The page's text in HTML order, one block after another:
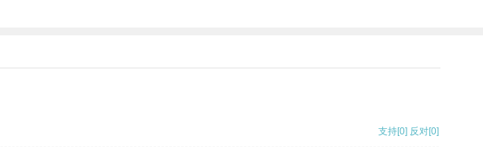
支持[0] 反对[0]